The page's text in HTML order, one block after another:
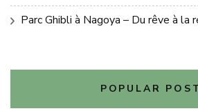
Parc Ghibli à Nagoya – Du rêve à la
POPULAR